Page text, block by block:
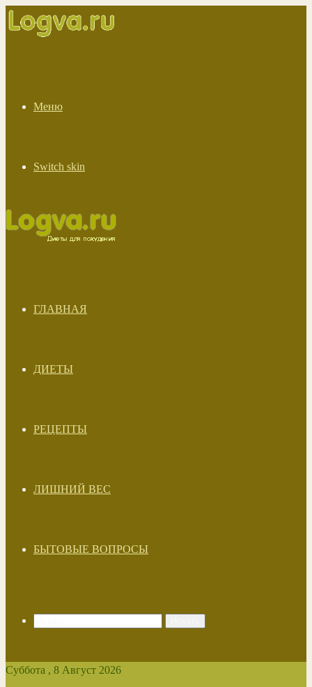
Меню
Switch skin
ГЛАВНАЯ
ДИЕТЫ
РЕЦЕПТЫ
ЛИШНИЙ ВЕС
БЫТОВЫЕ ВОПРОСЫ
Суббота , 8 Август 2026